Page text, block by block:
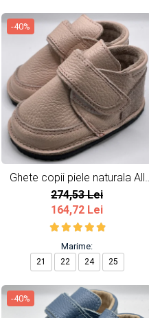
-40%
Ghete copii piele naturala All
Pink
274,53 Lei
164,72 Lei
Marime:
21 22 24 25
-40%